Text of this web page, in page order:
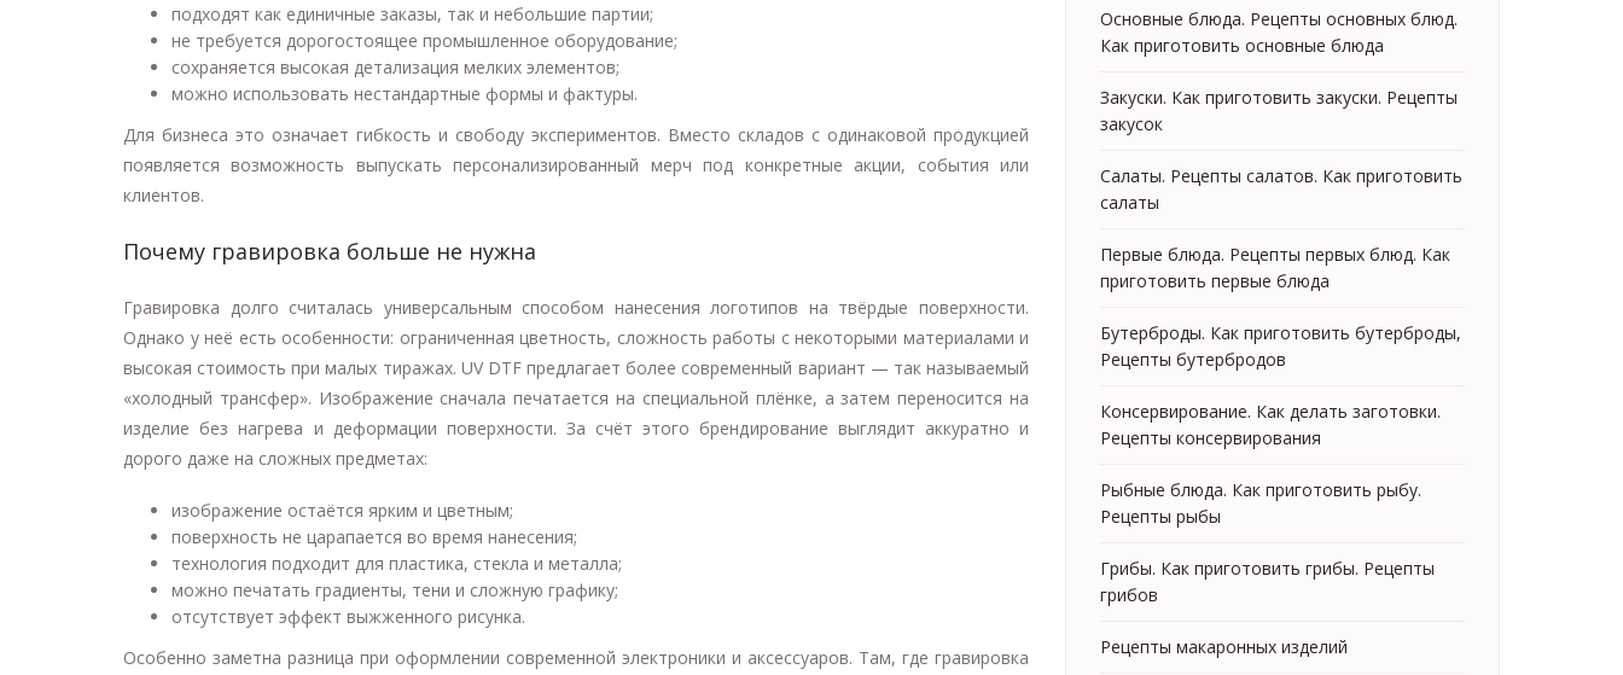
подходят как единичные заказы, так и небольшие партии;
не требуется дорогостоящее промышленное оборудование;
сохраняется высокая детализация мелких элементов;
можно использовать нестандартные формы и фактуры.
Для бизнеса это означает гибкость и свободу экспериментов. Вместо складов с одинаковой продукцией
появляется возможность выпускать персонализированный мерч под конкретные акции, события или
клиентов.
Почему гравировка больше не нужна
Гравировка долго считалась универсальным способом нанесения логотипов на твёрдые поверхности.
Однако у неё есть особенности: ограниченная цветность, сложность работы с некоторыми материалами и
высокая стоимость при малых тиражах. UV DTF предлагает более современный вариант — так называемый
«холодный трансфер». Изображение сначала печатается на специальной плёнке, а затем переносится на
изделие без нагрева и деформации поверхности. За счёт этого брендирование выглядит аккуратно и
дорого даже на сложных предметах:
изображение остаётся ярким и цветным;
поверхность не царапается во время нанесения;
технология подходит для пластика, стекла и металла;
можно печатать градиенты, тени и сложную графику;
отсутствует эффект выжженного рисунка.
Особенно заметна разница при оформлении современной электроники и аксессуаров. Там, где гравировка
Основные блюда. Рецепты основных блюд.
Как приготовить основные блюда
Закуски. Как приготовить закуски. Рецепты
закусок
Салаты. Рецепты салатов. Как приготовить
салаты
Первые блюда. Рецепты первых блюд. Как
приготовить первые блюда
Бутерброды. Как приготовить бутерброды,
Рецепты бутербродов
Консервирование. Как делать заготовки.
Рецепты консервирования
Рыбные блюда. Как приготовить рыбу.
Рецепты рыбы
Грибы. Как приготовить грибы. Рецепты
грибов
Рецепты макаронных изделий